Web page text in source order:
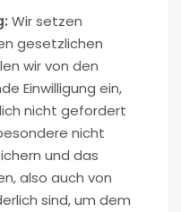
Wir setzen
gesetzlichen
wir von den
Einwilligung ein,
nicht gefordert
nicht
und das
also auch von
sind, um dem